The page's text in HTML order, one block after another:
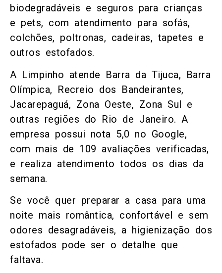
biodegradáveis e seguros para crianças
e pets, com atendimento para sofás,
colchões, poltronas, cadeiras, tapetes e
outros estofados.
A Limpinho atende Barra da Tijuca, Barra
Olímpica, Recreio dos Bandeirantes,
Jacarepaguá, Zona Oeste, Zona Sul e
outras regiões do Rio de Janeiro. A
empresa possui nota 5,0 no Google,
com mais de 109 avaliações verificadas,
e realiza atendimento todos os dias da
semana.
Se você quer preparar a casa para uma
noite mais romântica, confortável e sem
odores desagradáveis, a higienização dos
estofados pode ser o detalhe que
faltava.